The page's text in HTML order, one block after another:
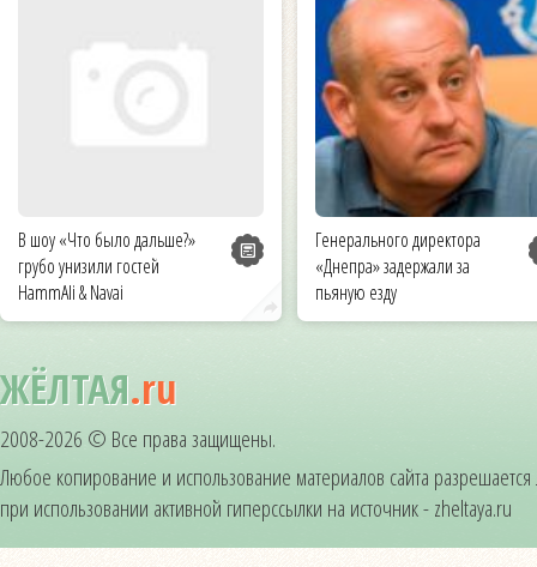
В шоу «Что было дальше?»
грубо унизили гостей
HammAli & Navai
Генерального директора
«Днепра» задержали за
пьяную езду
ЖЁЛТАЯ.ru
2008-2026 © Все права защищены.
Любое копирование и использование материалов сайта
при использовании активной гиперссылки на источник - zheltaya.ru